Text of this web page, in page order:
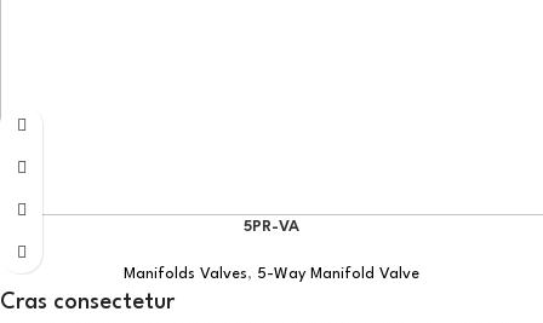
5PR-VA
Manifolds Valves, 5-Way Manifold Valve
Cras consectetur